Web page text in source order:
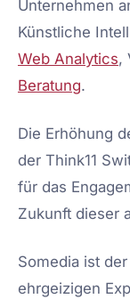
Unternehmen
Künstliche
Web Analytics,
Beratung.
Die Erhöhung
der Think11
für das
Zukunft dieser
Somedia ist
ehrgeizigen